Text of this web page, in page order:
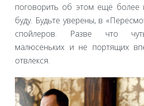
поговорить об этом ещё более
буду. Будьте уверены, в
спойлеров. Разве что
малюсеньких и не портящих
отвлекся.